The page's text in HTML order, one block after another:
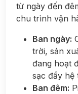
từ ngày đến
chu trình vận
Ban ngày:
trời, sản
đang hoạt
sạc đầy hệ
Ban đêm: